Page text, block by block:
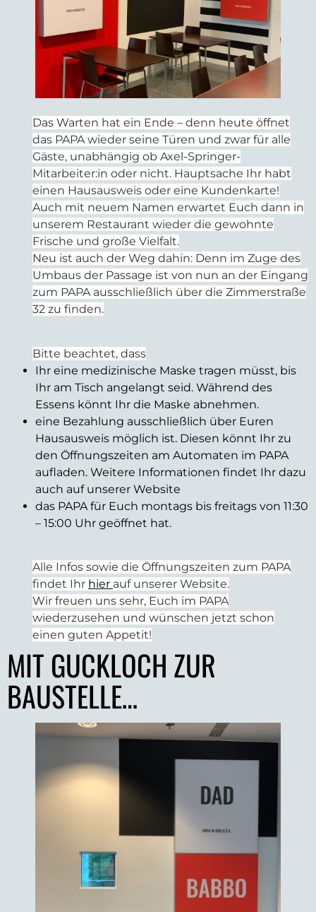
Das Warten hat ein Ende – denn heute öffnet
das PAPA wieder seine Türen und zwar für alle
Gäste, unabhängig ob Axel-Springer-
Mitarbeiter:in oder nicht. Hauptsache Ihr habt
einen Hausausweis oder eine Kundenkarte!
Auch mit neuem Namen erwartet Euch dann in
unserem Restaurant wieder die gewohnte
Frische und große Vielfalt.
Neu ist auch der Weg dahin: Denn im Zuge des
Umbaus der Passage ist von nun an der Eingang
zum PAPA ausschließlich über die Zimmerstraße
32 zu finden.
Bitte beachtet, dass
Ihr eine medizinische Maske tragen müsst, bis
Ihr am Tisch angelangt seid. Während des
Essens könnt Ihr die Maske abnehmen.
eine Bezahlung ausschließlich über Euren
Hausausweis möglich ist. Diesen könnt Ihr zu
den Öffnungszeiten am Automaten im PAPA
aufladen. Weitere Informationen findet Ihr dazu
auch auf unserer Website
das PAPA für Euch montags bis freitags von 11:30
– 15:00 Uhr geöffnet hat.
Alle Infos sowie die Öffnungszeiten zum PAPA
findet Ihr hier auf unserer Website.
Wir freuen uns sehr, Euch im PAPA
wiederzusehen und wünschen jetzt schon
einen guten Appetit!
MIT GUCKLOCH ZUR
BAUSTELLE…